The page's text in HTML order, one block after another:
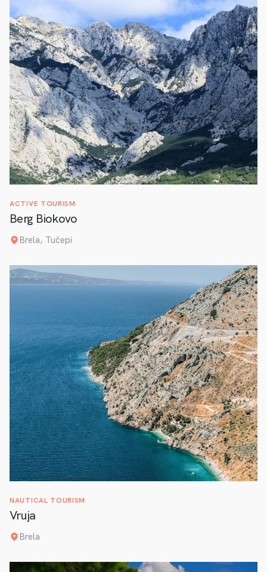
ACTIVE TOURISM
Berg Biokovo
Brela, Tučepi
NAUTICAL TOURISM
Vruja
Brela